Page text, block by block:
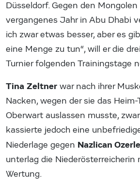
Düsseldorf. Gegen den
vergangenes Jahr in Abu Dhabi
ich zwar etwas besser, aber es
eine Menge zu tun“, will er die
Turnier folgenden Trainingstage
Tina Zeltner war nach ihrer
Nacken, wegen der sie das Heim-
Oberwart auslassen musste,
kassierte jedoch eine
Niederlage gegen Nazlican
unterlag die Niederösterreicherin
Wertung.